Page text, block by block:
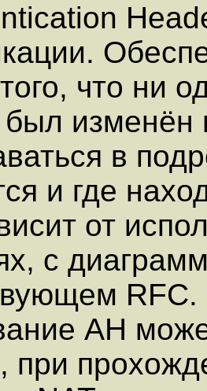
что ни
был
в
и где
от
с
AH
при